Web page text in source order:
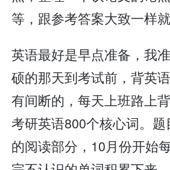
等，跟参考答案大致一样就
英语最好是早点准备，我
硕的那天到考试前，背英
有间断的，每天上班路上
考研英语800个核心词。
的阅读部分，10月份开始